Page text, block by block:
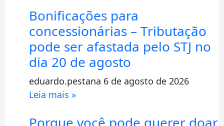
Bonificações para
concessionárias – Tributação
pode ser afastada pelo STJ no
dia 20 de agosto
eduardo.pestana 6 de agosto de 2026
Leia mais »
Porque você pode querer doar